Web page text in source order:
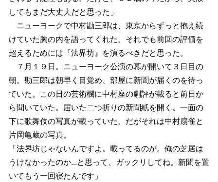
してもまだ大丈夫だと思った」
ニューヨークで中村勘三郎は、東京からずっと抱え続
けていた胸の内を語ってくれた。それでも前回の評価を
超えるためには『法界坊』を演るべきだと思った。
７月１９日。ニューヨーク公演の幕が開いて３日目の
朝。勘三郎は朝早く目覚め、部屋に新聞が届くのを待っ
ていた。この日の芸術欄に中村座の劇評が載ると前日か
ら聞いていた。届いた二つ折りの新聞紙を開く。一面の
下に歌舞伎の写真が載っていた。だがそれは中村扇雀と
片岡亀蔵の写真。
「法界坊じゃないんですよ。載ってるのが。俺の芝居は
うけなかったのか...と思って、ガックリしてね。新聞を置
いてもう一回寝たんです」